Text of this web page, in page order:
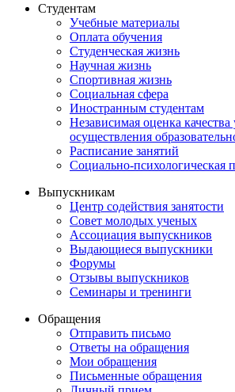
Студентам
Учебные материалы
Оплата обучения
Студенческая жизнь
Научная жизнь
Спортивная жизнь
Социальная сфера
Иностранным студентам
Независимая оценка качества
осуществления
Расписание занятий
Социально-психологическая
Выпускникам
Центр содействия занятости
Совет молодых ученых
Ассоциация выпускников
Выдающиеся выпускники
Форумы
Отзывы выпускников
Семинары и тренинги
Обращения
Отправить письмо
Ответы на обращения
Мои обращения
Письменные обращения